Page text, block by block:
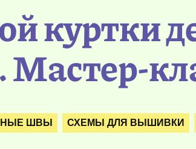
куртки
ШВЫ СХЕМЫ ДЛЯ ВЫШИВКИ